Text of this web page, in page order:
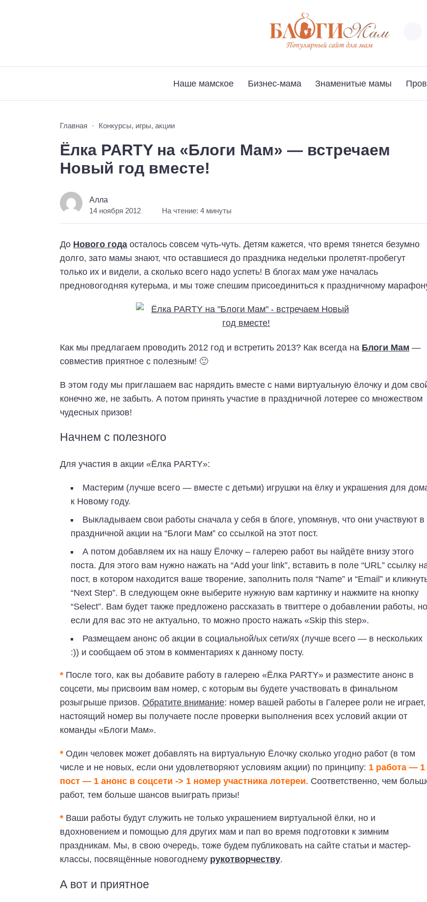
Наше мамское Бизнес-мама Знаменитые мамы
Главная Конкурсы, игры, акции
Ёлка PARTY на «Блоги Мам» — встречаем
Новый год вместе!
Алла
14 ноября 2012 На чтение: 4 минуты
До Нового года осталось совсем чуть-чуть. Детям кажется, что время тянется безумно
долго, зато мамы знают, что оставшиеся до праздника недельки пролетят-пробегут
только их и видели, а сколько всего надо успеть! В блогах мам уже началась
предновогодняя кутерьма, и мы тоже спешим присоединиться к праздничному
Как мы предлагаем проводить 2012 год и встретить 2013? Как всегда на Блоги Мам —
совместив приятное с полезным! 🙂
В этом году мы приглашаем вас нарядить вместе с нами виртуальную ёлочку и дом
конечно же, не забыть. А потом принять участие в праздничной лотерее со множеством
чудесных призов!
Начнем с полезного
Для участия в акции «Ёлка PARTY»:
Мастерим (лучше всего — вместе с детьми) игрушки на ёлку и украшения для
к Новому году.
Выкладываем свои работы сначала у себя в блоге, упомянув, что они участвуют в
праздничной акции на “Блоги Мам” со ссылкой на этот пост.
А потом добавляем их на нашу Ёлочку – галерею работ вы найдёте внизу этого
поста. Для этого вам нужно нажать на “Add your link”, вставить в поле “URL” ссылку
пост, в котором находится ваше творение, заполнить поля “Name” и “Email” и
“Next Step”. В следующем окне выберите нужную вам картинку и нажмите на кнопку
“Select”. Вам будет также предложено рассказать в твиттере о добавлении работы, но
если для вас это не актуально, то можно просто нажать «Skip this step».
Размещаем анонс об акции в социальной/ых сети/ях (лучше всего — в нескольких
:)) и сообщаем об этом в комментариях к данному посту.
* После того, как вы добавите работу в галерею «Ёлка PARTY» и разместите анонс в
соцсети, мы присвоим вам номер, с которым вы будете участвовать в финальном
розыгрыше призов. Обратите внимание: номер вашей работы в Галерее роли не играет,
настоящий номер вы получаете после проверки выполнения всех условий акции от
команды «Блоги Мам».
* Один человек может добавлять на виртуальную Ёлочку сколько угодно работ (в том
числе и не новых, если они удовлетворяют условиям акции) по принципу: 1 работа — 1
пост — 1 анонс в соцсети -> 1 номер участника лотереи. Соответственно, чем
работ, тем больше шансов выиграть призы!
* Ваши работы будут служить не только украшением виртуальной ёлки, но и
вдохновением и помощью для других мам и пап во время подготовки к зимним
праздникам. Мы, в свою очередь, тоже будем публиковать на сайте статьи и мастер-
классы, посвящённые новогоднему рукотворчеству.
А вот и приятное